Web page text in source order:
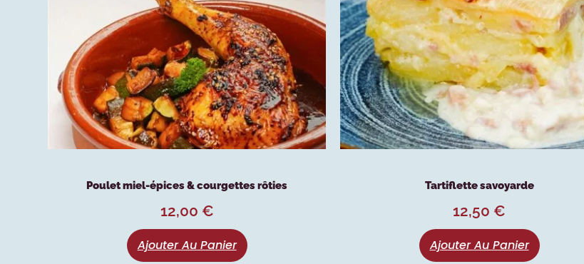
Poulet miel-épices & courgettes rôties
12,00 €
Ajouter Au Panier
Tartiflette savoyarde
12,50 €
Ajouter Au Panier